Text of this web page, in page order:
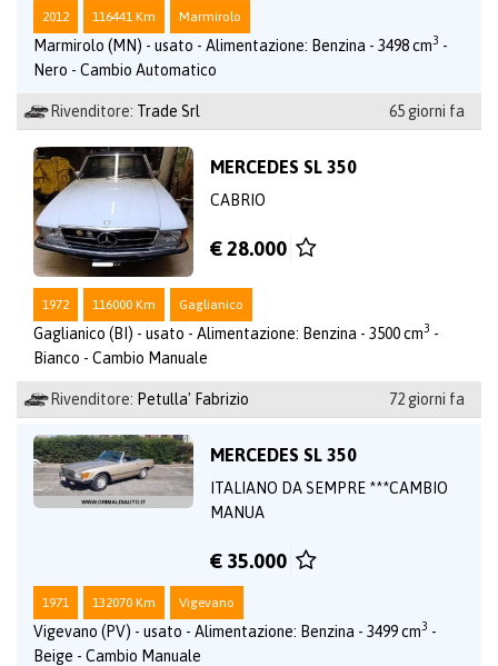
2012 116441 Km Marmirolo
Marmirolo (MN) - usato - Alimentazione: Benzina - 3498 cm3 -
Nero - Cambio Automatico
Rivenditore: Trade Srl 65 giorni fa
MERCEDES SL 350
CABRIO
€ 28.000
1972 116000 Km Gaglianico
Gaglianico (BI) - usato - Alimentazione: Benzina - 3500 cm3 -
Bianco - Cambio Manuale
Rivenditore: Petulla' Fabrizio 72 giorni fa
MERCEDES SL 350
ITALIANO DA SEMPRE ***CAMBIO
MANUA
€ 35.000
1971 132070 Km Vigevano
Vigevano (PV) - usato - Alimentazione: Benzina - 3499 cm3 -
Beige - Cambio Manuale